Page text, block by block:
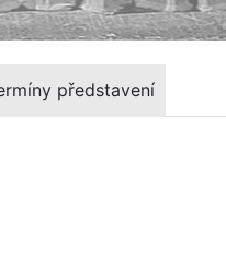
představení